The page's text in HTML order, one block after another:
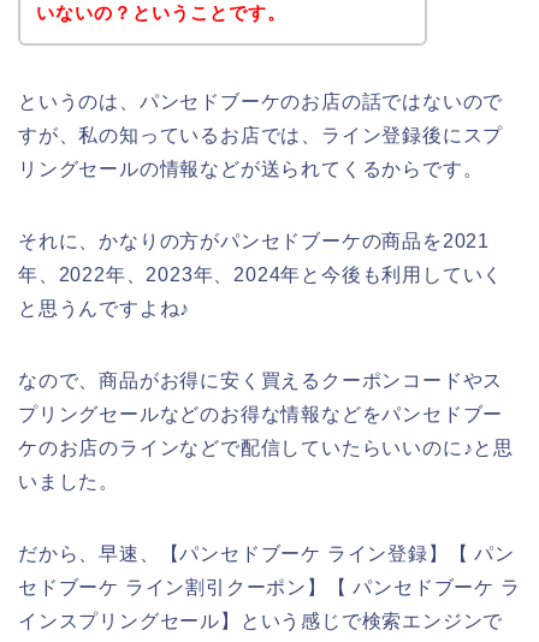
いないの？ということです。
というのは、パンセドブーケのお店の話ではないので
すが、私の知っているお店では、ライン登録後にスプ
リングセールの情報などが送られてくるからです。
それに、かなりの方がパンセドブーケの商品を2021
年、2022年、2023年、2024年と今後も利用していく
と思うんですよね♪
なので、商品がお得に安く買えるクーポンコードやス
プリングセールなどのお得な情報などをパンセドブー
ケのお店のラインなどで配信していたらいいのに♪と思
いました。
だから、早速、【パンセドブーケ ライン登録】【 パン
セドブーケ ライン割引クーポン】【 パンセドブーケ ラ
インスプリングセール】という感じで検索エンジンで